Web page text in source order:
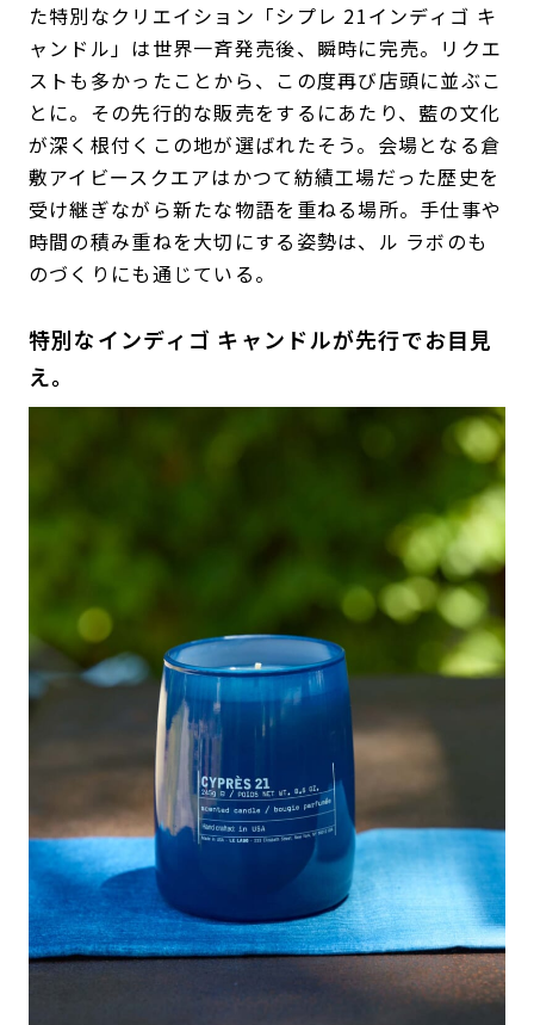
た特別なクリエイション「シプレ 21インディゴ キ
ャンドル」は世界一斉発売後、瞬時に完売。リクエ
ストも多かったことから、この度再び店頭に並ぶこ
とに。その先行的な販売をするにあたり、藍の文化
が深く根付くこの地が選ばれたそう。会場となる倉
敷アイビースクエアはかつて紡績工場だった歴史を
受け継ぎながら新たな物語を重ねる場所。手仕事や
時間の積み重ねを大切にする姿勢は、ル ラボのも
のづくりにも通じている。
特別なインディゴ キャンドルが先行でお目見
え。